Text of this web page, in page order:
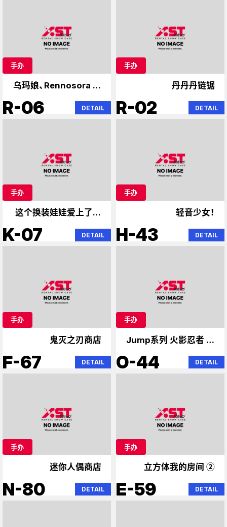
手办
乌玛娘、Rennosora 学
园
R-06 DETAIL
手办
丹丹丹链锯
R-02 DETAIL
手办
这个换装娃娃爱上了隔
壁的天使。
K-07 DETAIL
手办
轻音少女！
H-43 DETAIL
手办
鬼灭之刃商店
F-67 DETAIL
手办
Jump系列 火影忍者 死
神
O-44 DETAIL
手办
迷你人偶商店
N-80 DETAIL
手办
立方体我的房间 ②
E-59 DETAIL